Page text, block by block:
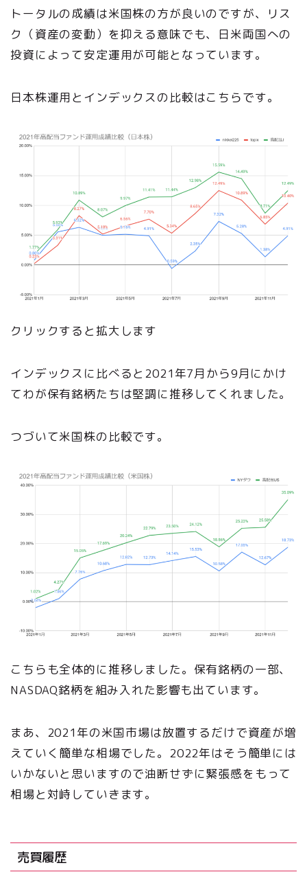
トータルの成績は米国株の方が良いのですが、リス
ク（資産の変動）を抑える意味でも、日米両国への
投資によって安定運用が可能となっています。
日本株運用とインデックスの比較はこちらです。
クリックすると拡大します
インデックスに比べると2021年7月から9月にかけ
てわが保有銘柄たちは堅調に推移してくれました。
つづいて米国株の比較です。
こちらも全体的に推移しました。保有銘柄の一部、
NASDAQ銘柄を組み入れた影響も出ています。
まあ、2021年の米国市場は放置するだけで資産が増
えていく簡単な相場でした。2022年はそう簡単には
いかないと思いますので油断せずに緊張感をもって
相場と対峙していきます。
売買履歴